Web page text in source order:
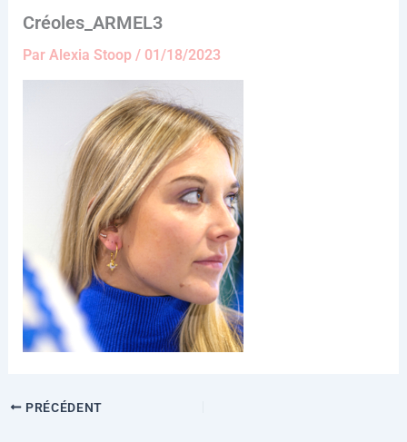
Créoles_ARMEL3
Par Alexia Stoop / 01/18/2023
PRÉCÉDENT